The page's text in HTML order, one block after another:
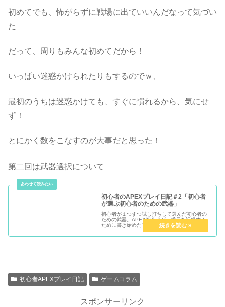
初めてでも、怖がらずに戦場に出ていいんだなって気づい
た
だって、周りもみんな初めてだから！
いっぱい迷惑かけられたりもするのでｗ、
最初のうちは迷惑かけても、すぐに慣れるから、気にせ
ず！
とにかく数をこなすのが大事だと思った！
第二回は武器選択について
初心者のAPEXプレイ日記＃2「初心者
が選ぶ初心者のための武器」
初心者が１つずつ試し打ちして選んだ初心者の
ための武器。APEX初心者が、成長を記録する
ために書き始めたプレイ日記
初心者APEXプレイ日記 ゲームコラム
スポンサーリンク